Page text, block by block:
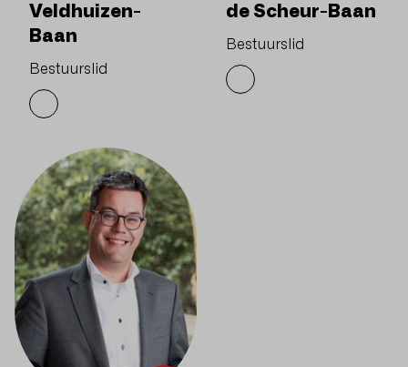
Veldhuizen-
Baan
Bestuurslid
de Scheur-Baan
Bestuurslid